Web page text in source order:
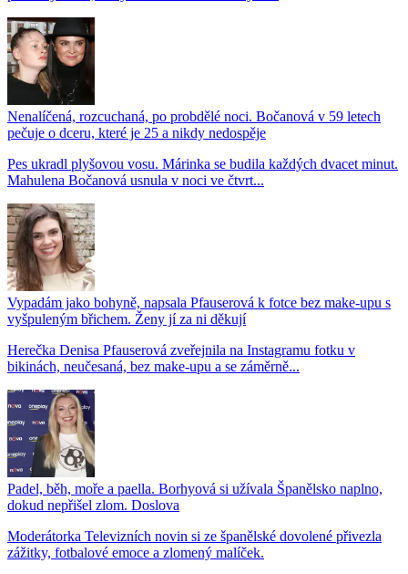
Nenalíčená, rozcuchaná, po probdělé noci. Bočanová v 59 letech
pečuje o dceru, které je 25 a nikdy nedospěje
Pes ukradl plyšovou vosu. Márinka se budila každých dvacet minut.
Mahulena Bočanová usnula v noci ve čtvrt...
Vypadám jako bohyně, napsala Pfauserová k fotce bez make-upu s
vyšpuleným břichem. Ženy jí za ni děkují
Herečka Denisa Pfauserová zveřejnila na Instagramu fotku v
bikinách, neučesaná, bez make-upu a se záměrně...
Padel, běh, moře a paella. Borhyová si užívala Španělsko naplno,
dokud nepřišel zlom. Doslova
Moderátorka Televizních novin si ze španělské dovolené přivezla
zážitky, fotbalové emoce a zlomený malíček.